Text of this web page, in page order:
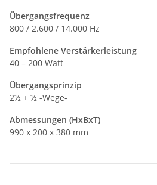
Übergangsfrequenz
800 / 2.600 / 14.000 Hz
Empfohlene Verstärkerleistung
40 – 200 Watt
Übergangsprinzip
2½ + ½ -Wege-
Abmessungen (HxBxT)
990 x 200 x 380 mm